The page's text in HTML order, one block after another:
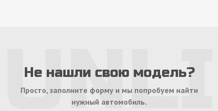
Не нашли свою модель?
Просто, заполните форму и мы попробуем найти
нужный автомобиль.